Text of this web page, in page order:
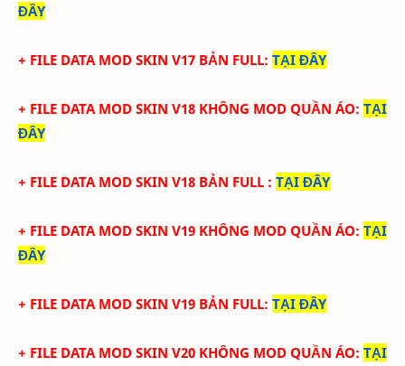
ĐÂY
+ FILE DATA MOD SKIN V17 BẢN FULL: TẠI ĐÂY
+ FILE DATA MOD SKIN V18 KHÔNG MOD QUẦN ÁO: TẠI
ĐÂY
+ FILE DATA MOD SKIN V18 BẢN FULL : TẠI ĐÂY
+ FILE DATA MOD SKIN V19 KHÔNG MOD QUẦN ÁO: TẠI
ĐÂY
+ FILE DATA MOD SKIN V19 BẢN FULL: TẠI ĐÂY
+ FILE DATA MOD SKIN V20 KHÔNG MOD QUẦN ÁO: TẠI